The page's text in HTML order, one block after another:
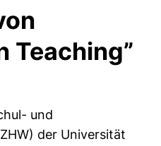
Teaching”
und
der Universität